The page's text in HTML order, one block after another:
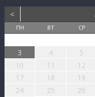
<
ПН ВТ СР
3
4 5
10
11 12
17
18 19
24
25 26